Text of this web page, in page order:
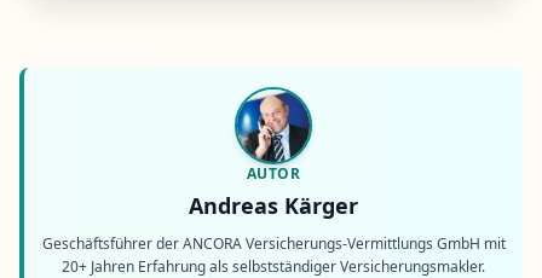
AUTOR
Andreas Kärger
Geschäftsführer der ANCORA Versicherungs-Vermittlungs GmbH mit
20+ Jahren Erfahrung als selbstständiger Versicherungsmakler.